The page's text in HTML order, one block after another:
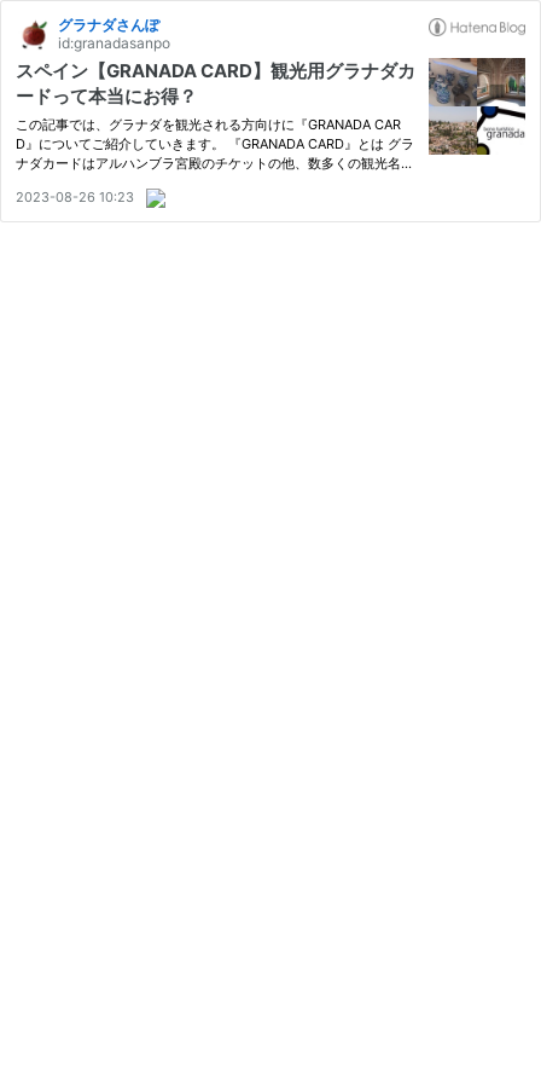
グラナダさんぽ
id:granadasanpo
スペイン【GRANADA CARD】観光用グラナダカ
ードって本当にお得？
この記事では、グラナダを観光される方向けに『GRANADA CAR
D』についてご紹介していきます。 『GRANADA CARD』とは グラ
ナダカードはアルハンブラ宮殿のチケットの他、数多くの観光名所
分が1つになった観光用オールインクルーシブカードです。通常チ
ケットで…
2023-08-26 10:23